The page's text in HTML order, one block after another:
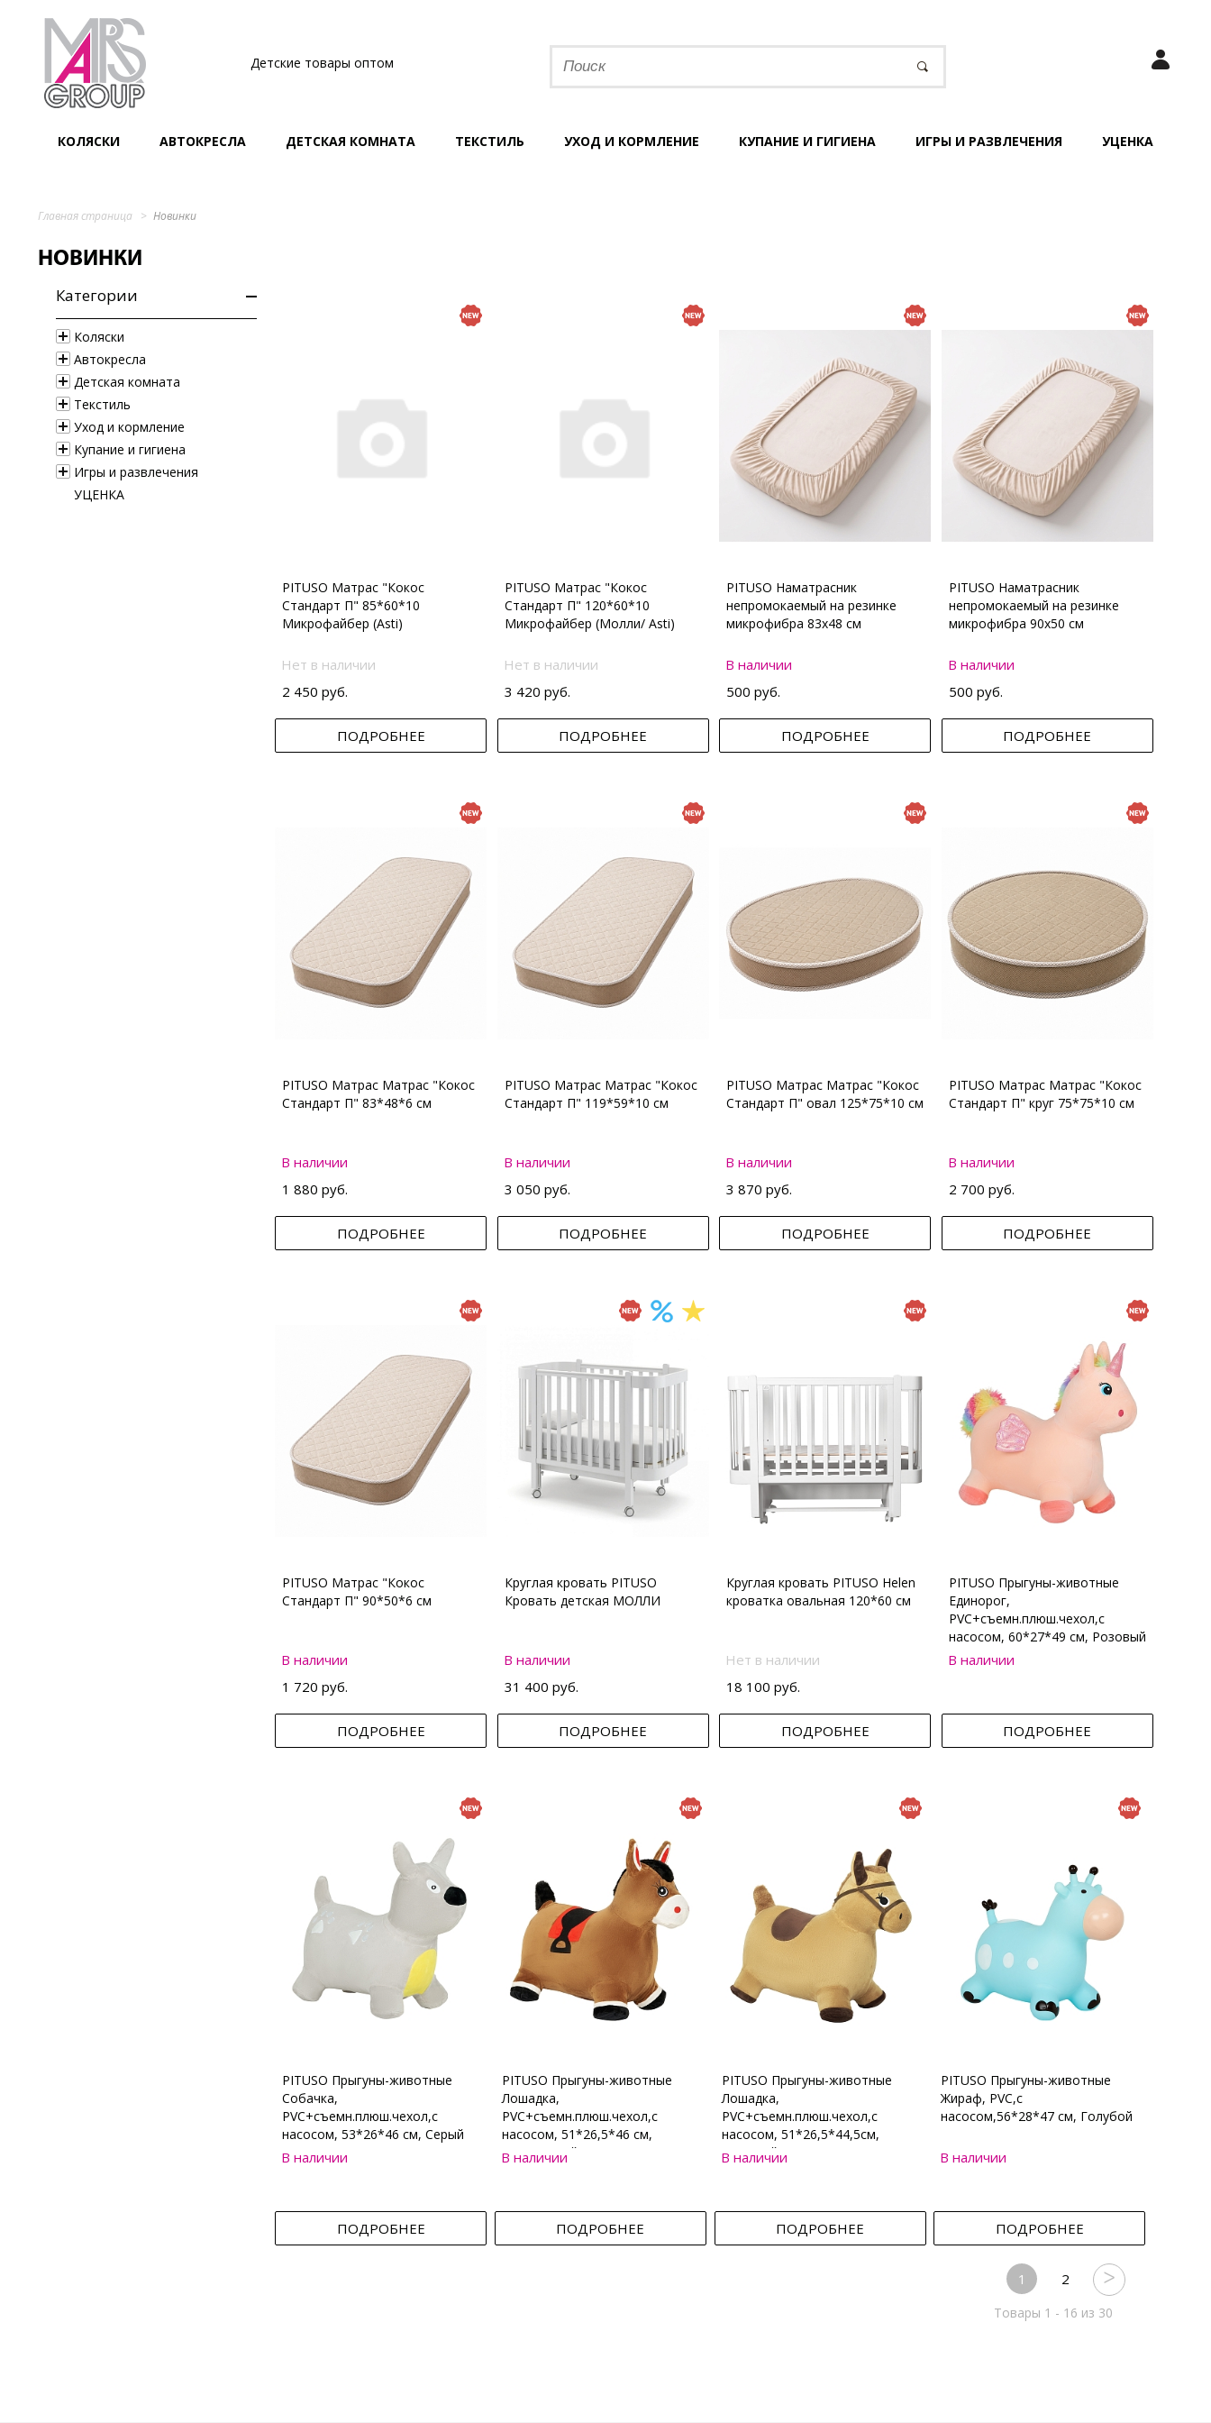
Детские товары оптом
КОЛЯСКИ АВТОКРЕСЛА ДЕТСКАЯ КОМНАТА ТЕКСТИЛЬ УХОД И КОРМЛЕНИЕ КУПАНИЕ И ГИГИЕНА ИГРЫ И РАЗВЛЕЧЕНИЯ УЦЕНКА
Главная страница Новинки
НОВИНКИ
Категории
Коляски
Автокресла
Детская комната
Текстиль
Уход и кормление
Купание и гигиена
Игры и развлечения
УЦЕНКА
PITUSO Матрас "Кокос
Стандарт П" 85*60*10
Микрофайбер (Asti)
Нет в наличии
2 450 руб.
ПОДРОБНЕЕ
PITUSO Матрас "Кокос
Стандарт П" 120*60*10
Микрофайбер (Молли/ Asti)
Нет в наличии
3 420 руб.
ПОДРОБНЕЕ
PITUSO Наматрасник
непромокаемый на резинке
микрофибра 83х48 см
В наличии
500 руб.
ПОДРОБНЕЕ
PITUSO Наматрасник
непромокаемый на резинке
микрофибра 90х50 см
В наличии
500 руб.
ПОДРОБНЕЕ
PITUSO Матрас Матрас "Кокос
Стандарт П" 83*48*6 см
В наличии
1 880 руб.
ПОДРОБНЕЕ
PITUSO Матрас Матрас "Кокос
Стандарт П" 119*59*10 см
В наличии
3 050 руб.
ПОДРОБНЕЕ
PITUSO Матрас Матрас "Кокос
Стандарт П" овал 125*75*10 см
В наличии
3 870 руб.
ПОДРОБНЕЕ
PITUSO Матрас Матрас "Кокос
Стандарт П" круг 75*75*10 см
В наличии
2 700 руб.
ПОДРОБНЕЕ
PITUSO Матрас "Кокос
Стандарт П" 90*50*6 см
В наличии
1 720 руб.
ПОДРОБНЕЕ
Круглая кровать PITUSO
Кровать детская МОЛЛИ
В наличии
31 400 руб.
ПОДРОБНЕЕ
Круглая кровать PITUSO Helen
кроватка овальная 120*60 см
Нет в наличии
18 100 руб.
ПОДРОБНЕЕ
PITUSO Прыгуны-животные
Единорог,
PVC+съемн.плюш.чехол,с
насосом, 60*27*49 см, Розовый
В наличии
ПОДРОБНЕЕ
PITUSO Прыгуны-животные
Собачка,
PVC+съемн.плюш.чехол,с
насосом, 53*26*46 см, Серый
В наличии
ПОДРОБНЕЕ
PITUSO Прыгуны-животные
Лошадка,
PVC+съемн.плюш.чехол,с
насосом, 51*26,5*46 см,
Коричневый
В наличии
ПОДРОБНЕЕ
PITUSO Прыгуны-животные
Лошадка,
PVC+съемн.плюш.чехол,с
насосом, 51*26,5*44,5см,
Бежевый
В наличии
ПОДРОБНЕЕ
PITUSO Прыгуны-животные
Жираф, PVC,с
насосом,56*28*47 см, Голубой
В наличии
ПОДРОБНЕЕ
1 2
Товары 1 - 16 из 30